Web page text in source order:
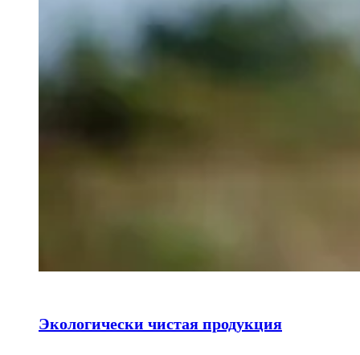
Экологически чистая продукция